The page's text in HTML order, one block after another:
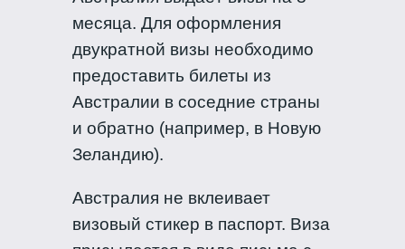
месяца. Для оформления
двукратной визы необходимо
предоставить билеты из
Австралии в соседние страны
и обратно (например, в Новую
Зеландию).
Австралия не вклеивает
визовый стикер в паспорт. Виза